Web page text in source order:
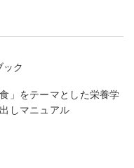
ク
」をテーマとした栄養学
しマニュアル